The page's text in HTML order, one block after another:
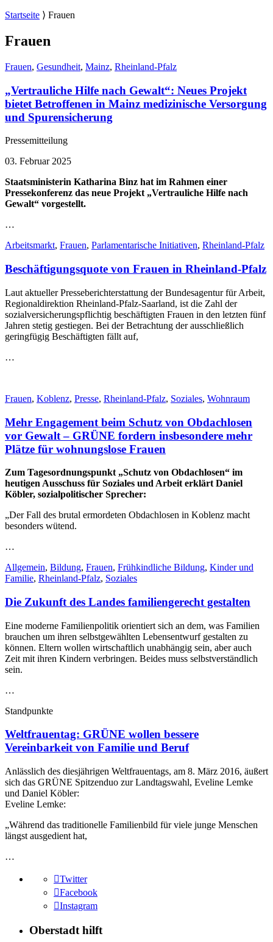
Startseite ⟩ Frauen
Frauen
Frauen, Gesundheit, Mainz, Rheinland-Pfalz
„Vertrauliche Hilfe nach Gewalt“: Neues Projekt
bietet Betroffenen in Mainz medizinische Versorgung
und Spurensicherung
Pressemitteilung
03. Februar 2025
Staatsministerin Katharina Binz hat im Rahmen einer
Pressekonferenz das neue Projekt „Vertrauliche Hilfe nach
Gewalt“ vorgestellt.
…
Arbeitsmarkt, Frauen, Parlamentarische Initiativen, Rheinland-Pfalz
Beschäftigungsquote von Frauen in Rheinland-Pfalz
Laut aktueller Presseberichterstattung der Bundesagentur für Arbeit,
Regionaldirektion Rheinland-Pfalz-Saarland, ist die Zahl der
sozialversicherungspflichtig beschäftigten Frauen in den letzten fünf
Jahren stetig gestiegen. Bei der Betrachtung der ausschließlich
geringfügig Beschäftigten fällt auf,
…
Frauen, Koblenz, Presse, Rheinland-Pfalz, Soziales, Wohnraum
Mehr Engagement beim Schutz von Obdachlosen
vor Gewalt – GRÜNE fordern insbesondere mehr
Plätze für wohnungslose Frauen
Zum Tagesordnungspunkt „Schutz von Obdachlosen“ im
heutigen Ausschuss für Soziales und Arbeit erklärt Daniel
Köbler, sozialpolitischer Sprecher:
„Der Fall des brutal ermordeten Obdachlosen in Koblenz macht
besonders wütend.
…
Allgemein, Bildung, Frauen, Frühkindliche Bildung, Kinder und
Familie, Rheinland-Pfalz, Soziales
Die Zukunft des Landes familiengerecht gestalten
Eine moderne Familienpolitik orientiert sich an dem, was Familien
brauchen um ihren selbstgewählten Lebensentwurf gestalten zu
können. Eltern wollen wirtschaftlich unabhängig sein, aber auch
Zeit mit ihren Kindern verbringen. Beides muss selbstverständlich
sein.
…
Standpunkte
Weltfrauentag: GRÜNE wollen bessere
Vereinbarkeit von Familie und Beruf
Anlässlich des diesjährigen Weltfrauentags, am 8. März 2016, äußert
sich das GRÜNE Spitzenduo zur Landtagswahl, Eveline Lemke
und Daniel Köbler:
Eveline Lemke:
„Während das traditionelle Familienbild für viele junge Menschen
längst ausgedient hat,
…
Twitter
Facebook
Instagram
Oberstadt hilft